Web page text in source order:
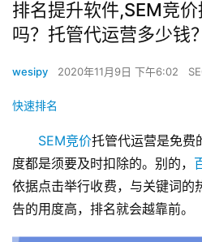
排名提升软件,SEM竞
吗？托管代运营多少钱？
wesipy 2020年11月9日 下午6:02
快速排名
SEM竞价托管代运营是免费
度都是须要及时扣除的。别的，
依据点击举行收费，与关键词的
告的用度高，排名就会越靠前。